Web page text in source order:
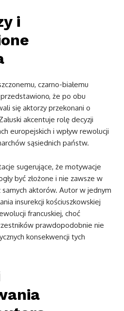
i
czarno-białemu
że po obu
się aktorzy przekonani o
akcentuje rolę decyzji
europejskich i wpływ rewolucji
sąsiednich państw.
sugerujące, że motywacje
być złożone i nie zawsze w
samych aktorów. Autor w jednym
insurekcji kościuszkowskiej
francuskiej, choć
prawdopodobnie nie
konsekwencji tych